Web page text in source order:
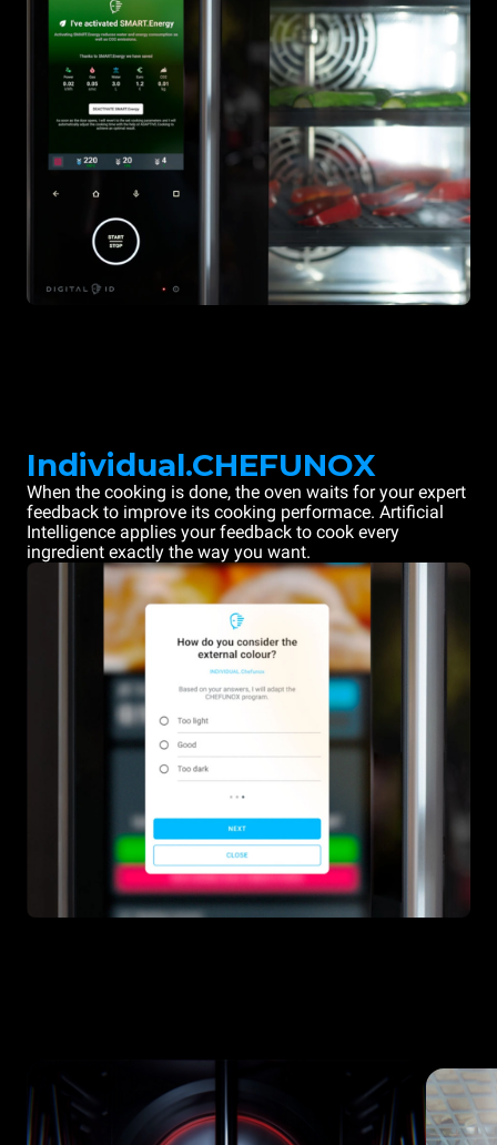
Individual.CHEFUNOX
When the cooking is done, the oven waits for your expert
feedback to improve its cooking performace. Artificial
Intelligence applies your feedback to cook every
ingredient exactly the way you want.